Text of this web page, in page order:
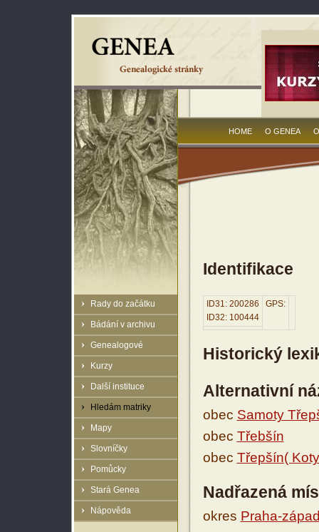
Rady do začátku
Bádání v archivu
Genealogové
Kurzy
Další instituce
Hledám matriky
Mapy
Slovníčky
Pomůcky
Stará Genea
Nápověda
HOME O GENEA
Identifikace
ID31: 200286
ID32: 100444
GPS:
Historický
Alternativní
obec Samoty
obec Třebšín
obec Třepšín(
Nadřazená
okres Praha-